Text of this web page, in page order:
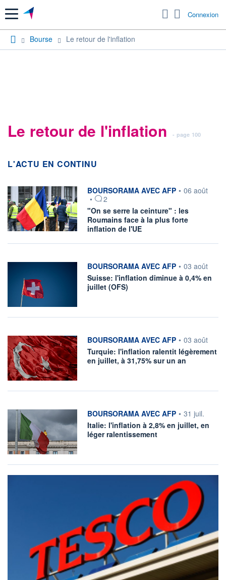
Menu Connexion
Bourse Le retour de l'inflation
Le retour de l'inflation - page 100
L'ACTU EN CONTINU
information fournie par
BOURSORAMA AVEC AFP • 06 août
•
2
"On se serre la ceinture" : les
Roumains face à la plus forte
inflation de l'UE
information fournie par
BOURSORAMA AVEC AFP • 03 août
Suisse: l'inflation diminue à 0,4% en
juillet (OFS)
information fournie par
BOURSORAMA AVEC AFP • 03 août
Turquie: l'inflation ralentit légèrement
en juillet, à 31,75% sur un an
information fournie par
BOURSORAMA AVEC AFP • 31 juil.
Italie: l'inflation à 2,8% en juillet, en
léger ralentissement